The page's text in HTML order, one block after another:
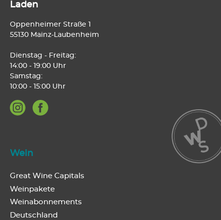
Wein
Great Wine Capitals
Weinpakete
Weinabonnements
Deutschland
Laden
Oppenheimer Straße 1
55130 Mainz-Laubenheim
Dienstag - Freitag:
14:00 - 19:00 Uhr
Samstag:
10:00 - 15:00 Uhr